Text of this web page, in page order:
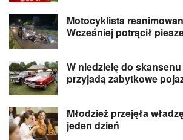
Motocyklista
Wcześniej potrącił
W niedzielę do
przyjadą zabytkowe
Młodzież przejęła
jeden dzień